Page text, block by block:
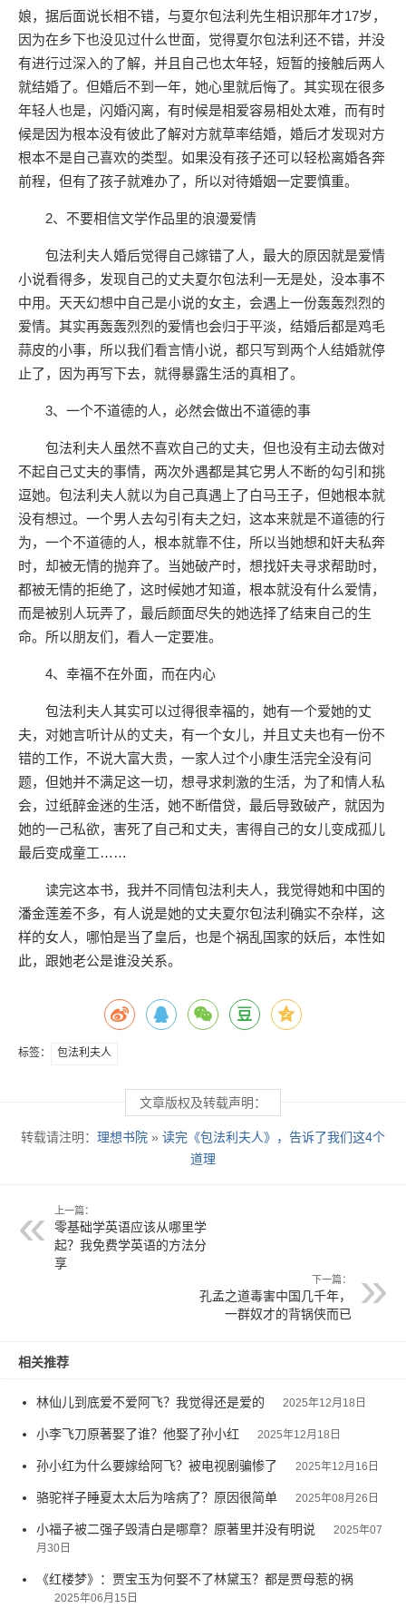
娘，据后面说长相不错，与夏尔包法利先生相识那年才17岁，
因为在乡下也没见过什么世面，觉得夏尔包法利还不错，并没
有进行过深入的了解，并且自己也太年轻，短暂的接触后两人
就结婚了。但婚后不到一年，她心里就后悔了。其实现在很多
年轻人也是，闪婚闪离，有时候是相爱容易相处太难，而有时
候是因为根本没有彼此了解对方就草率结婚，婚后才发现对方
根本不是自己喜欢的类型。如果没有孩子还可以轻松离婚各奔
前程，但有了孩子就难办了，所以对待婚姻一定要慎重。
2、不要相信文学作品里的浪漫爱情
包法利夫人婚后觉得自己嫁错了人，最大的原因就是爱情
小说看得多，发现自己的丈夫夏尔包法利一无是处，没本事不
中用。天天幻想中自己是小说的女主，会遇上一份轰轰烈烈的
爱情。其实再轰轰烈烈的爱情也会归于平淡，结婚后都是鸡毛
蒜皮的小事，所以我们看言情小说，都只写到两个人结婚就停
止了，因为再写下去，就得暴露生活的真相了。
3、一个不道德的人，必然会做出不道德的事
包法利夫人虽然不喜欢自己的丈夫，但也没有主动去做对
不起自己丈夫的事情，两次外遇都是其它男人不断的勾引和挑
逗她。包法利夫人就以为自己真遇上了白马王子，但她根本就
没有想过。一个男人去勾引有夫之妇，这本来就是不道德的行
为，一个不道德的人，根本就靠不住，所以当她想和奸夫私奔
时，却被无情的抛弃了。当她破产时，想找奸夫寻求帮助时，
都被无情的拒绝了，这时候她才知道，根本就没有什么爱情，
而是被别人玩弄了，最后颜面尽失的她选择了结束自己的生
命。所以朋友们，看人一定要准。
4、幸福不在外面，而在内心
包法利夫人其实可以过得很幸福的，她有一个爱她的丈
夫，对她言听计从的丈夫，有一个女儿，并且丈夫也有一份不
错的工作，不说大富大贵，一家人过个小康生活完全没有问
题，但她并不满足这一切，想寻求刺激的生活，为了和情人私
会，过纸醉金迷的生活，她不断借贷，最后导致破产，就因为
她的一己私欲，害死了自己和丈夫，害得自己的女儿变成孤儿
最后变成童工……
读完这本书，我并不同情包法利夫人，我觉得她和中国的
潘金莲差不多，有人说是她的丈夫夏尔包法利确实不杂样，这
样的女人，哪怕是当了皇后，也是个祸乱国家的妖后，本性如
此，跟她老公是谁没关系。
标签： 包法利夫人
文章版权及转载声明：
转载请注明： 理想书院 » 读完《包法利夫人》，告诉了我们这4个
道理
上一篇：
零基础学英语应该从哪里学
起？我免费学英语的方法分
享
下一篇：
孔孟之道毒害中国几千年，
一群奴才的背锅侠而已
相关推荐
林仙儿到底爱不爱阿飞？我觉得还是爱的 2025年12月18日
小李飞刀原著娶了谁？他娶了孙小红 2025年12月18日
孙小红为什么要嫁给阿飞？被电视剧骗惨了 2025年12月16日
骆驼祥子睡夏太太后为啥病了？原因很简单 2025年08月26日
小福子被二强子毁清白是哪章？原著里并没有明说
2025年07
月30日
《红楼梦》：贾宝玉为何娶不了林黛玉？都是贾母惹的祸
2025年06月15日